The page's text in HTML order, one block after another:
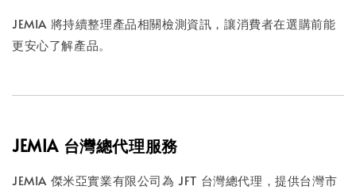
JEMIA 將持續整理產品相關檢測資訊，讓消費者在選購前能
更安心了解產品。
JEMIA 台灣總代理服務
JEMIA 傑米亞實業有限公司為 JFT 台灣總代理，提供台灣市